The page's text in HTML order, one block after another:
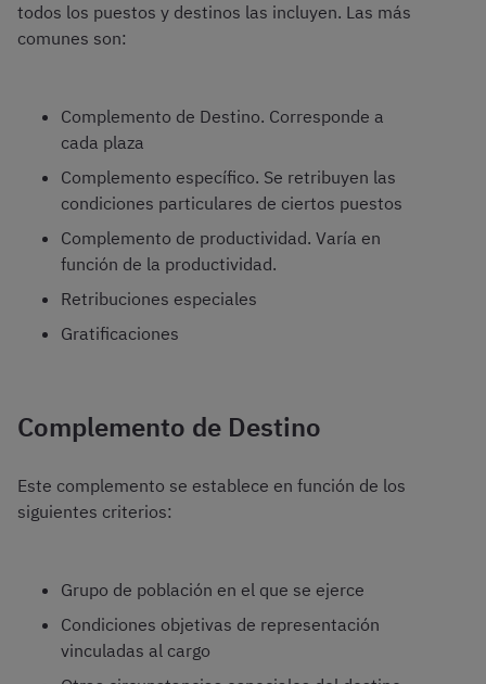
todos los puestos y destinos las incluyen. Las más
comunes son:
Complemento de Destino. Corresponde a
cada plaza
Complemento específico. Se retribuyen las
condiciones particulares de ciertos puestos
Complemento de productividad. Varía en
función de la productividad.
Retribuciones especiales
Gratificaciones
Complemento de Destino
Este complemento se establece en función de los
siguientes criterios:
Grupo de población en el que se ejerce
Condiciones objetivas de representación
vinculadas al cargo